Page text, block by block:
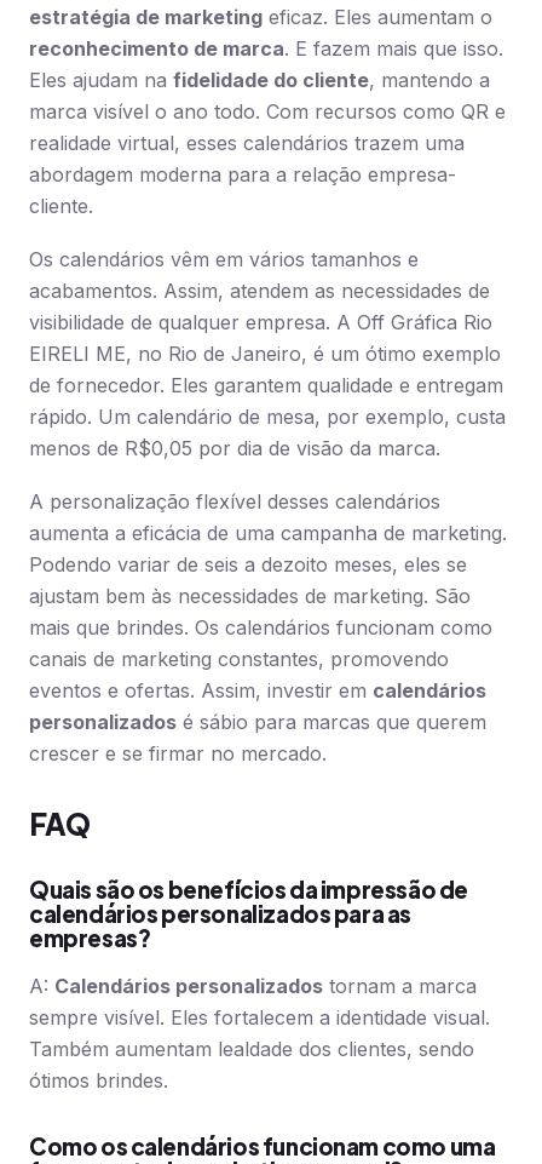
estratégia de marketing eficaz. Eles aumentam o
reconhecimento de marca. E fazem mais que isso.
Eles ajudam na fidelidade do cliente, mantendo a
marca visível o ano todo. Com recursos como QR e
realidade virtual, esses calendários trazem uma
abordagem moderna para a relação empresa-
cliente.
Os calendários vêm em vários tamanhos e
acabamentos. Assim, atendem as necessidades de
visibilidade de qualquer empresa. A Off Gráfica Rio
EIRELI ME, no Rio de Janeiro, é um ótimo exemplo
de fornecedor. Eles garantem qualidade e entregam
rápido. Um calendário de mesa, por exemplo, custa
menos de R$0,05 por dia de visão da marca.
A personalização flexível desses calendários
aumenta a eficácia de uma campanha de marketing.
Podendo variar de seis a dezoito meses, eles se
ajustam bem às necessidades de marketing. São
mais que brindes. Os calendários funcionam como
canais de marketing constantes, promovendo
eventos e ofertas. Assim, investir em calendários
personalizados é sábio para marcas que querem
crescer e se firmar no mercado.
FAQ
Quais são os benefícios da impressão de
calendários personalizados para as
empresas?
A: Calendários personalizados tornam a marca
sempre visível. Eles fortalecem a identidade visual.
Também aumentam lealdade dos clientes, sendo
ótimos brindes.
Como os calendários funcionam como uma